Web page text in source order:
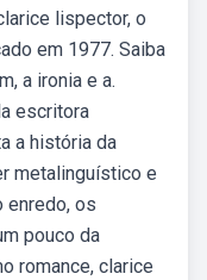
lispector, o
em 1977. Saiba
a ironia e a.
escritora
a história da
metalinguístico e
enredo, os
pouco da
romance, clarice